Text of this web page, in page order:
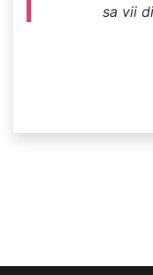
sa vii